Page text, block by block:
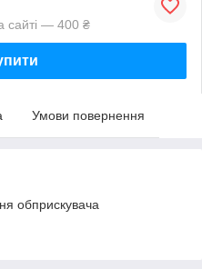
сайті — 400 ₴
Умови повернення
обприскувача